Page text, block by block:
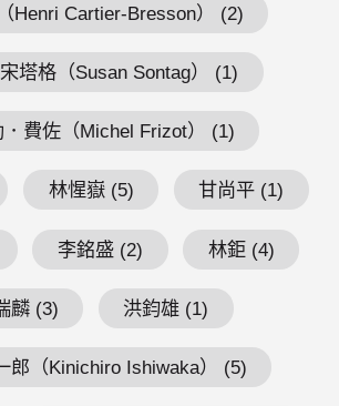
Henri Cartier-Bresson） (2)
塔格（Susan Sontag） (1)
．費佐（Michel Frizot） (1)
林惺嶽 (5) 甘尚平 (1)
李銘盛 (2) 林鉅 (4)
麟 (3) 洪鈞雄 (1)
郎（Kinichiro Ishiwaka） (5)